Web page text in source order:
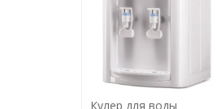
Кулер для воды